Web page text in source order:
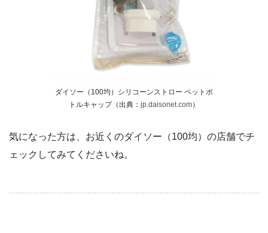
ダイソー（100均）シリコーンストロー ペットボ
トルキャップ（出典： jp.daisonet.com）
気になった方は、お近くのダイソー（100均）の店舗でチ
ェックしてみてくださいね。